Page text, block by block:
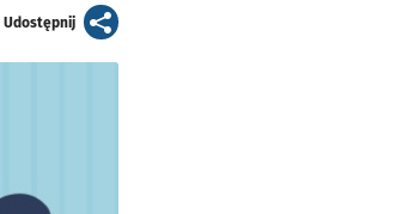
Udostępnijartykuł